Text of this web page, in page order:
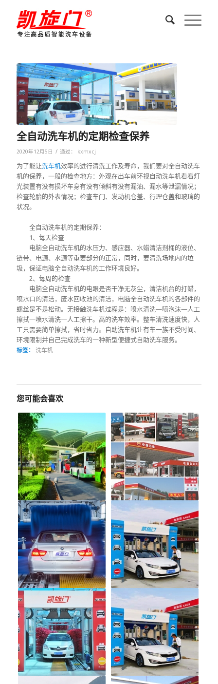
全自动洗车机的定期检查保养
2020年12月5日 / 通过： kxmxcj
为了能让洗车机效率的进行清洗工作及寿命，我们要对全自动洗车
机的保养，一般的检查地方：外观在出车前环视自动洗车机看看灯
光装置有没有损坏车身有没有倾斜有没有漏油、漏水等泄漏情况；
检查轮胎的外表情况；检查车门、发动机仓盖、行理仓盖和玻璃的
状况。
全自动洗车机的定期保养：
1、每天检查
电脑全自动洗车机的水压力、感应器、水蜡清洁剂桶的液位、
链带、电源、水源等重要部分的正常，同时，要清洗场地内的垃
圾，保证电脑全自动洗车机的工作环境良好。
2、每周的检查
电脑全自动洗车机的电眼是否干净无灰尘，清洁机台的打蜡，
喷水口的清洁，废水回收池的清洁，电脑全自动洗车机的各部件的
螺丝是不是松动。无接触洗车机过程是：喷水清洗—喷泡沫—人工
擦拭—喷水清洗—人工擦干。高的洗车效率。整车清洗速度快，人
工只需要简单擦拭，省时省力。自助洗车机让有车一族不受时间、
环境限制并自己完成洗车的一种新型便捷式自助洗车服务。
标签： 洗车机
您可能会喜欢